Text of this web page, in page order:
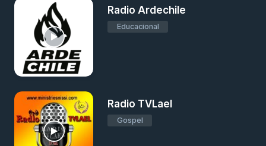
Radio Ardechile
Educacional
Radio TVLael
Gospel